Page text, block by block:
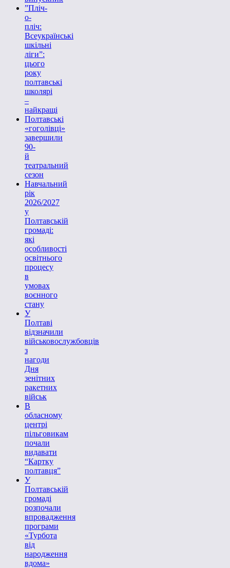
”Пліч-
о-
пліч:
Всеукраїнські
шкільні
ліги”:
цього
року
полтавські
школярі
–
найкращі
Полтавські
«гоголівці»
завершили
90-
й
театральний
сезон
Навчальний
рік
2026/2027
у
Полтавській
громаді:
які
особливості
освітнього
процесу
в
умовах
воєнного
стану
У
Полтаві
відзначили
військовослужбовців
з
нагоди
Дня
зенітних
ракетних
військ
В
обласному
центрі
пільговикам
почали
видавати
“Картку
полтавця”
У
Полтавській
громаді
розпочали
впровадження
програми
«Турбота
від
народження
вдома»